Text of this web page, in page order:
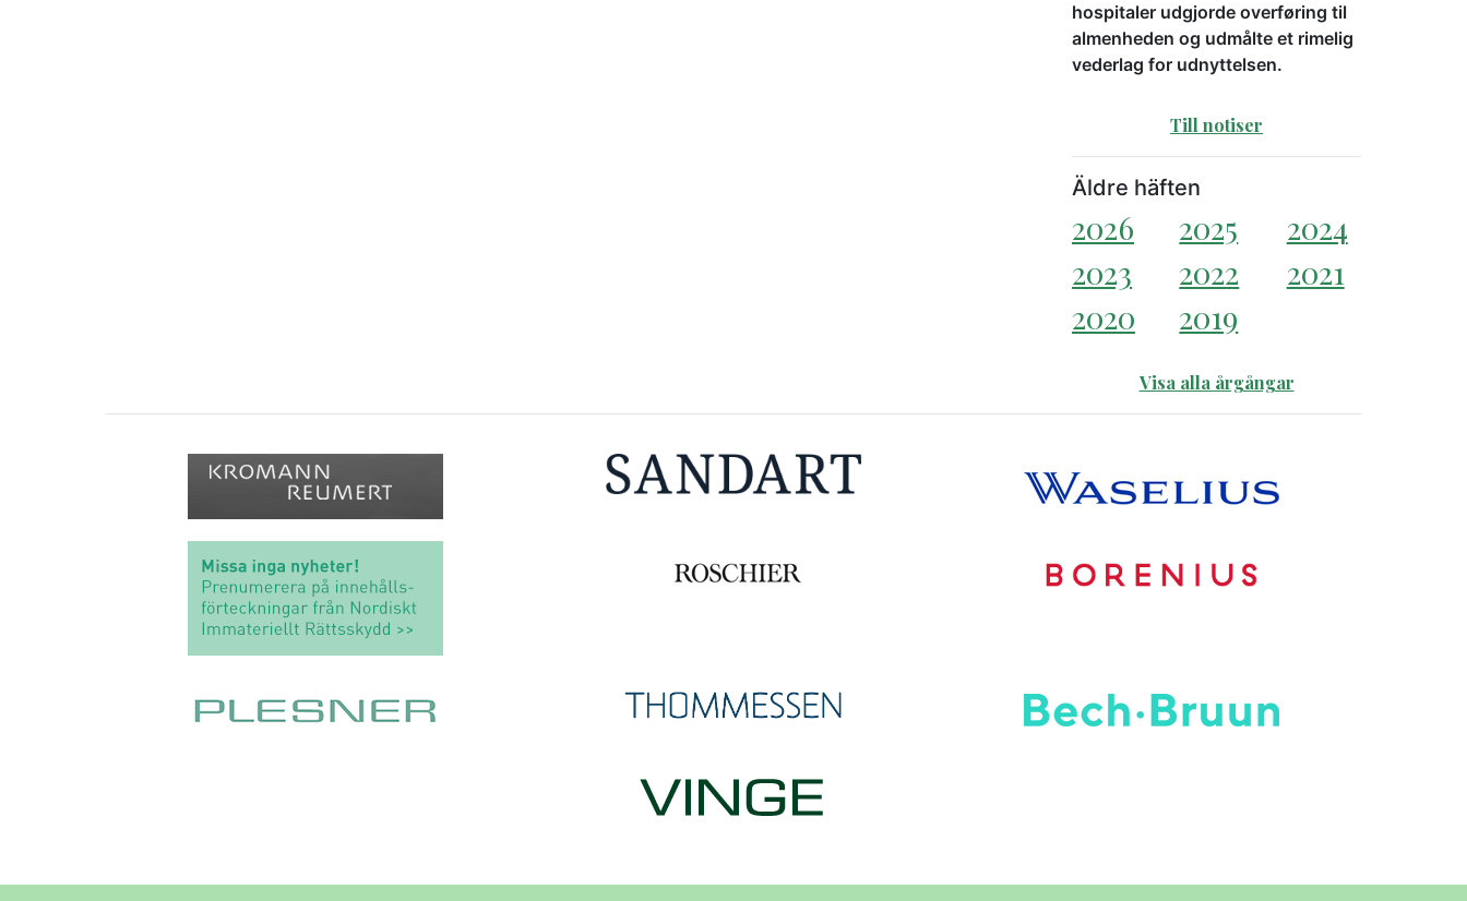
hospitaler udgjorde overføring til
almenheden og udmålte et rimelig
vederlag for udnyttelsen.
Till notiser
Äldre häften
2026 2025
2024
2023
2022
2021
2020
2019
Visa alla årgångar